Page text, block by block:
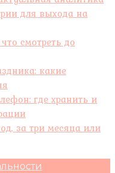
для выхода на
смотреть до
какие
где хранить и
за три месяца или